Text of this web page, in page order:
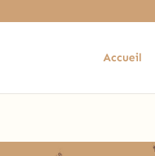
instead in
Accueil